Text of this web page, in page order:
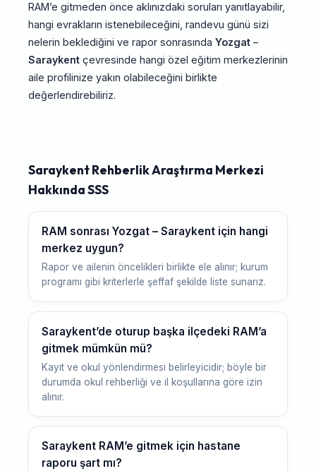
RAM’e gitmeden önce aklınızdaki soruları yanıtlayabilir,
hangi evrakların istenebileceğini, randevu günü sizi
nelerin beklediğini ve rapor sonrasında Yozgat –
Saraykent çevresinde hangi özel eğitim merkezlerinin
aile profilinize yakın olabileceğini birlikte
değerlendirebiliriz.
Saraykent Rehberlik Araştırma Merkezi
Hakkında SSS
RAM sonrası Yozgat – Saraykent için hangi
merkez uygun?
Rapor ve ailenin öncelikleri birlikte ele alınır; kurum
programı gibi kriterlerle şeffaf şekilde liste sunarız.
Saraykent’de oturup başka ilçedeki RAM’a
gitmek mümkün mü?
Kayıt ve okul yönlendirmesi belirleyicidir; böyle bir
durumda okul rehberliği ve il koşullarına göre izin
alınır.
Saraykent RAM’e gitmek için hastane
raporu şart mı?